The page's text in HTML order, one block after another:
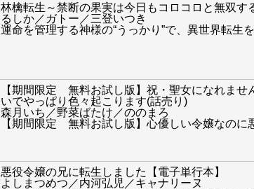
林檎転生～禁断の果実は今日もコロコロと無双す
るしか／ガトー／三登いつき
運命を管理する神様の“うっかり”で、異世界転生
【期間限定 無料お試し版】祝・聖女になれま
いでやっぱり色々起こります(話売り)
森月いち／野菜ばたけ／ののまろ
【期間限定 無料お試し版】心優しい令嬢なのに
悪役令嬢の兄に転生しました【電子単行本】
よしまつめつ／内河弘児／キャナリーヌ